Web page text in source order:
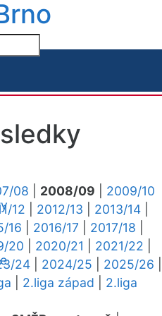
08 2008/09
2009/10
12 2012/13 2013/14
16 2016/17 2017/18
20 2020/21 2021/22
24 2024/25 2025/26
2.liga západ
2.liga